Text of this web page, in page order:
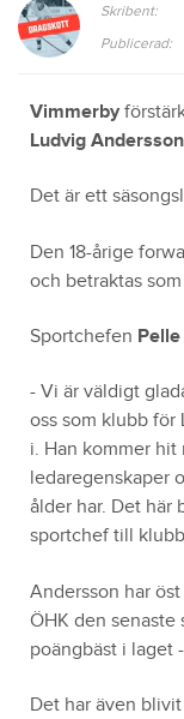
Skribent:
Publicerad:
Vimmerby
Ludvig Andersson
Det är ett
Den 18-årige
och betraktas
Sportchefen
- Vi är väldigt
oss som klubb för
i. Han kommer hit
ledaregenskaper
ålder har. Det här
sportchef till
Andersson har
ÖHK den senaste
poängbäst i laget
Det har även